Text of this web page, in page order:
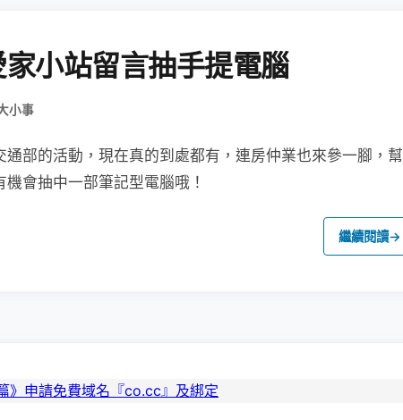
家小站留言抽手提電腦
小事
部的活動，現在真的到處都有，連房仲業也來參一腳， 幫
機會抽中一部筆記型電腦哦！
繼續閱讀→